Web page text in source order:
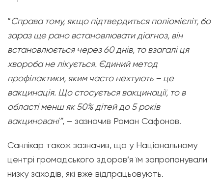
“Справа тому, якщо підтвердиться поліомієліт, бо
зараз ще рано встановлювати діагноз, він
встановлюється через 60 днів, то взагалі ця
хвороба не лікується. Єдиний метод
профілактики, яким часто нехтують – це
вакцинація. Що стосується вакцинації, то в
області менш як 50% дітей до 5 років
вакциновані”, – зазначив Роман Сафонов.
Санлікар також зазначив, що у Національному
центрі громадського здоров’я їм запропонували
низку заходів, які вже відпрацьовують.